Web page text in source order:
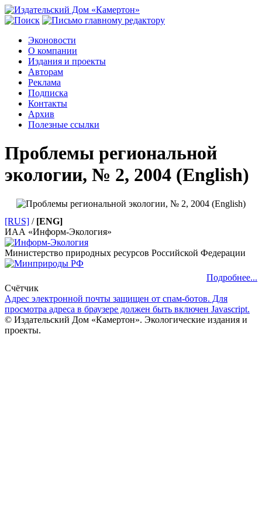
Эконовости
О компании
Издания и проекты
Авторам
Реклама
Подписка
Контакты
Архив
Полезные ссылки
Проблемы региональной
экологии, № 2, 2004 (English)
[RUS] / [ENG]
ИАА «Информ-Экология»
Министерство природных ресурсов Российской Федерации
Подробнее...
Счётчик
Адрес электронной почты защищен от спам-ботов. Для
просмотра адреса в браузере должен быть включен Javascript.
© Издательский Дом «Камертон». Экологические издания и
проекты.